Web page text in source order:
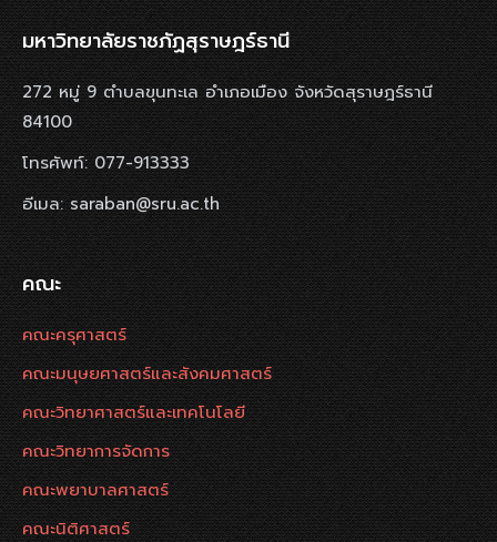
มหาวิทยาลัยราชภัฏสุราษฎร์ธานี
272 หมู่ 9 ตำบลขุนทะเล อำเภอเมือง จังหวัดสุราษฎร์ธานี
84100
โทรศัพท์: 077-913333
อีเมล: saraban@sru.ac.th
คณะ
คณะครุศาสตร์
คณะมนุษยศาสตร์และสังคมศาสตร์
คณะวิทยาศาสตร์และเทคโนโลยี
คณะวิทยาการจัดการ
คณะพยาบาลศาสตร์
คณะนิติศาสตร์